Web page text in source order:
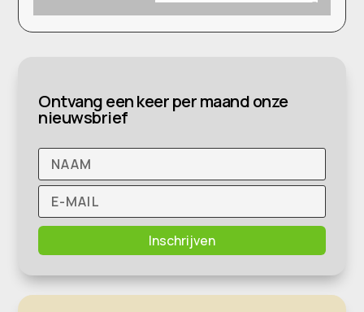
Ontvang een keer per maand onze
nieuwsbrief
Inschrijven